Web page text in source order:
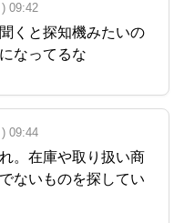
09:42
くと探知機みたいの
なってるな
09:44
。在庫や取り扱い商
ないものを探してい